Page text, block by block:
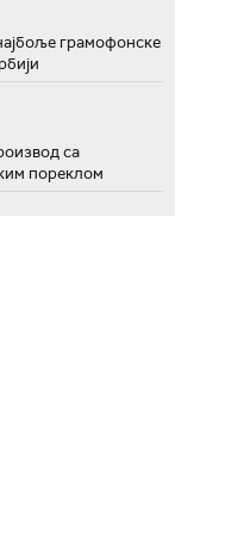
грамофонске
са
пореклом